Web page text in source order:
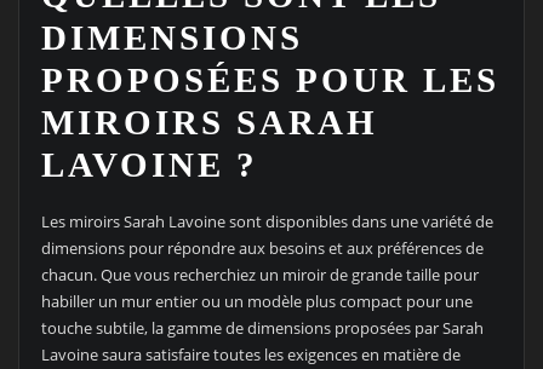
DIMENSIONS
PROPOSÉES POUR LES
MIROIRS SARAH
LAVOINE ?
Les miroirs Sarah Lavoine sont disponibles dans une variété de
dimensions pour répondre aux besoins et aux préférences de
chacun. Que vous recherchiez un miroir de grande taille pour
habiller un mur entier ou un modèle plus compact pour une
touche subtile, la gamme de dimensions proposées par Sarah
Lavoine saura satisfaire toutes les exigences en matière de